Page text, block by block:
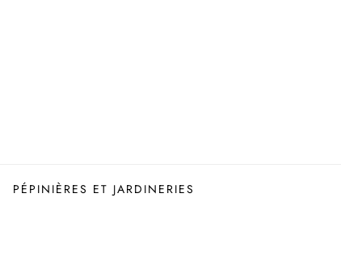
PÉPINIÈRES ET JARDINERIES